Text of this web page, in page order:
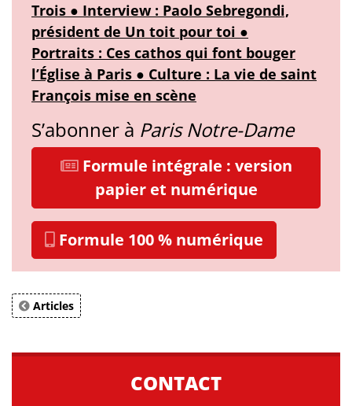
Trois ● Interview : Paolo Sebregondi,
président de Un toit pour toi ●
Portraits : Ces cathos qui font bouger
l’Église à Paris ● Culture : La vie de saint
François mise en scène
S’abonner à Paris Notre-Dame
Formule intégrale : version
papier et numérique
Formule 100 % numérique
Articles
CONTACT